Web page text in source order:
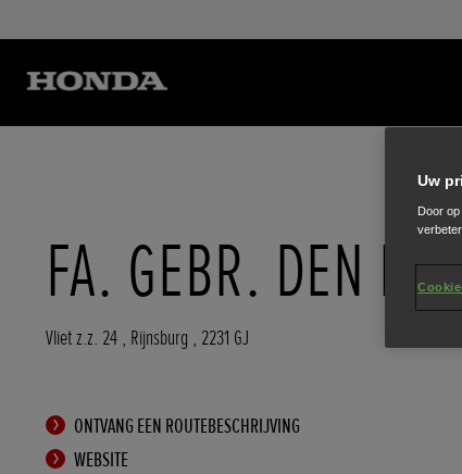
FA. GEBR. DEN
Vliet z.z. 24 , Rijnsburg , 2231 GJ
ONTVANG EEN ROUTEBESCHRIJVING
WEBSITE
Uw
Door